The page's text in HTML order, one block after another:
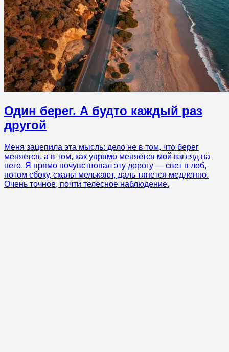
Один берег. А будто каждый раз
другой
Меня зацепила эта мысль: дело не в том, что берег
меняется, а в том, как упрямо меняется мой взгляд на
него. Я прямо почувствовал эту дорогу — свет в лоб,
потом сбоку, скалы мелькают, даль тянется медленно.
Очень точное, почти телесное наблюдение.